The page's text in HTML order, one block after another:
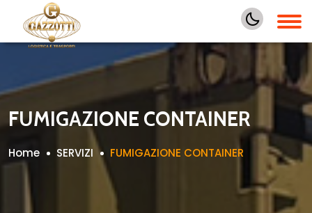
FUMIGAZIONE CONTAINER
Home SERVIZI FUMIGAZIONE CONTAINER